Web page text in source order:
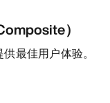
）
最佳用户体验。